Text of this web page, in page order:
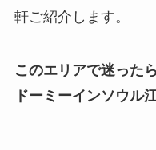
軒ご紹介します。
このエリアで迷った
ドーミーインソウル